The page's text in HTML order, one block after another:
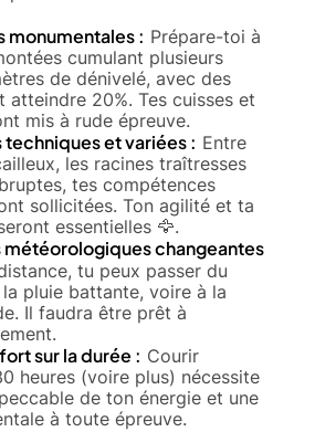
monumentales : Prépare-toi à
cumulant plusieurs
de dénivelé, avec des
atteindre 20%. Tes cuisses et
mis à rude épreuve.
et variées : Entre
les racines traîtresses
tes compétences
sollicitées. Ton agilité et ta
essentielles 🦅.
météorologiques changeantes
tu peux passer du
pluie battante, voire à la
Il faudra être prêt à
sur la durée : Courir
heures (voire plus) nécessite
de ton énergie et une
à toute épreuve.